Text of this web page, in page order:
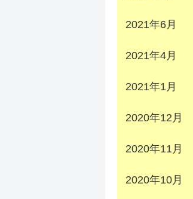
2021年6月
2021年4月
2021年1月
2020年12月
2020年11月
2020年10月